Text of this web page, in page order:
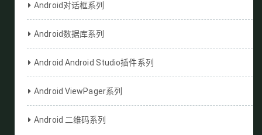
Android对话框系列
Android数据库系列
Android Android Studio插件系列
Android ViewPager系列
Android 二维码系列